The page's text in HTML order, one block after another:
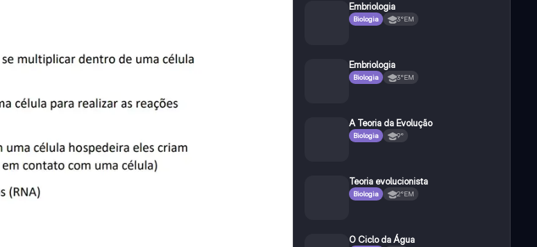
Embriologia
Biologia 3°EM
Embriologia
Biologia 3°EM
A Teoria da Evolução
Biologia 9°
Teoria evolucionista
Biologia 2°EM
O Ciclo da Água